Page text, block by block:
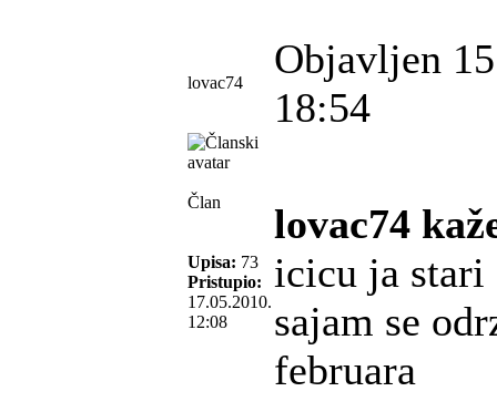
lovac74
Objavljen
18:54
Član
Upisa: 73
Pristupio:
17.05.2010.
12:08
lovac74
icicu ja stari
sajam se
februara